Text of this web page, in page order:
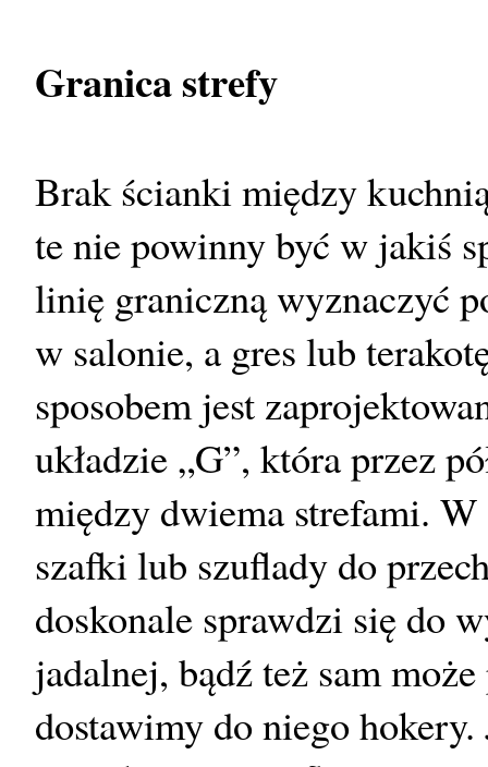
Granica strefy
Brak ścianki między
te nie powinny być w jakiś
linię graniczną wyznaczyć
w salonie, a gres lub
sposobem jest
układzie „G”, która przez
między dwiema strefami.
szafki lub szuflady do
doskonale sprawdzi się do
jadalnej, bądź też sam
dostawimy do niego